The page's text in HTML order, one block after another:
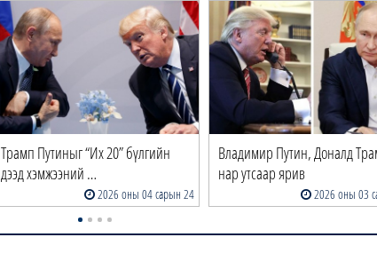
Трамп Путиныг “Их 20” бүлгийн
дээд хэмжээний …
2026 оны 04 сарын 24
Владимир Путин, Доналд
нар утсаар ярив
2026 оны 03